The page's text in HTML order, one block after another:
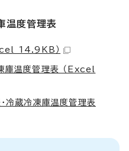
温度管理表
14.9KB）
庫温度管理表 （Excel
・冷蔵冷凍庫温度管理表